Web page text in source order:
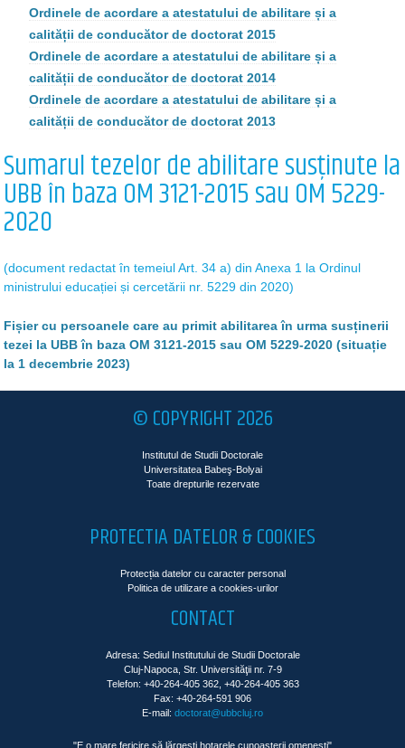
Ordinele de acordare a atestatului de abilitare și a
calității de conducător de doctorat 2015
Ordinele de acordare a atestatului de abilitare și a
calității de conducător de doctorat 2014
Ordinele de acordare a atestatului de abilitare și a
calității de conducător de doctorat 2013
Sumarul tezelor de abilitare susținute la
UBB în baza OM 3121-2015 sau OM 5229-
2020
(document redactat în temeiul Art. 34 a) din Anexa 1 la Ordinul
ministrului educației și cercetării nr. 5229 din 2020)
Fișier cu persoanele care au primit abilitarea în urma susținerii
tezei la UBB în baza OM 3121-2015 sau OM 5229-2020 (situație
la 1 decembrie 2023)
© COPYRIGHT 2026
Institutul de Studii Doctorale
Universitatea Babeş-Bolyai
Toate drepturile rezervate
PROTECTIA DATELOR & COOKIES
Protecția datelor cu caracter personal
Politica de utilizare a cookies-urilor
CONTACT
Adresa: Sediul Institutului de Studii Doctorale
Cluj-Napoca, Str. Universităţii nr. 7-9
Telefon: +40-264-405 362, +40-264-405 363
Fax: +40-264-591 906
E-mail: doctorat@ubbcluj.ro
"E o mare fericire să lărgeşti hotarele cunoaşterii omeneşti"